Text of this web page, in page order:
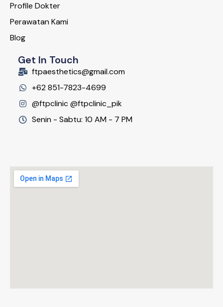
Profile Dokter
Perawatan Kami
Blog
Get In Touch
ftpaesthetics@gmail.com
+62 851-7823-4699
@ftpclinic @ftpclinic_pik
Senin - Sabtu: 10 AM - 7 PM